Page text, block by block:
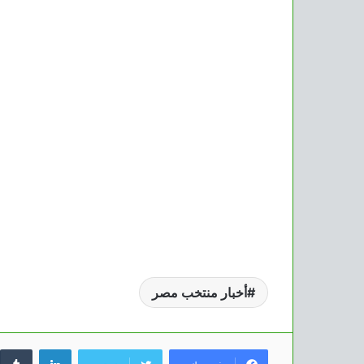
أخبار منتخب مصر
لينكدإن